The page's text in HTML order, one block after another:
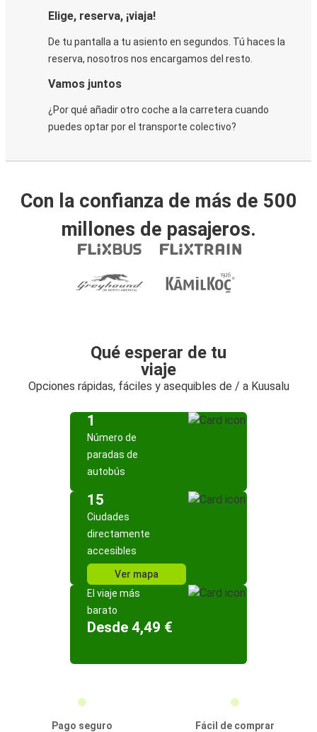
Elige, reserva, ¡viaja!
De tu pantalla a tu asiento en segundos. Tú haces la
reserva, nosotros nos encargamos del resto.
Vamos juntos
¿Por qué añadir otro coche a la carretera cuando
puedes optar por el transporte colectivo?
Con la confianza de más de 500
millones de pasajeros.
Qué esperar de tu
viaje
Opciones rápidas, fáciles y asequibles de / a Kuusalu
1
Número de
paradas de
autobús
15
Ciudades
directamente
accesibles
Ver mapa
El viaje más
barato
Desde 4,49 €
Pago seguro
Fácil de comprar